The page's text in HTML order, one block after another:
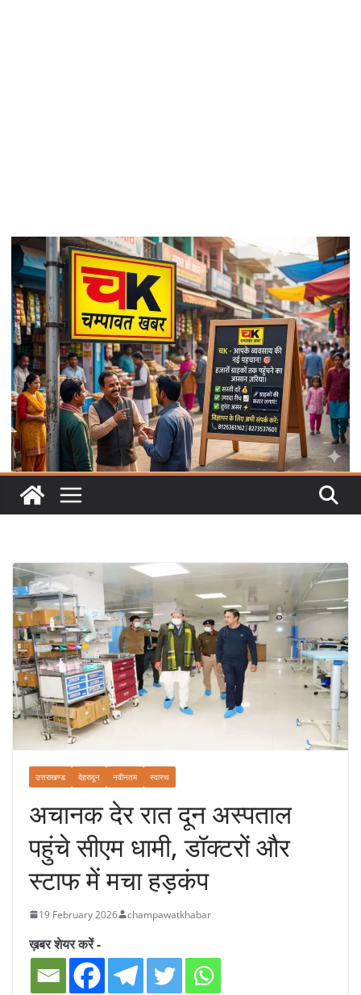
उत्तराखण्ड देहरादून नवीनतम स्वास्थ
अचानक देर रात दून अस्पताल
पहुंचे सीएम धामी, डॉक्टरों और
स्टाफ में मचा हड़कंप
19 February 2026 champawatkhabar
ख़बर शेयर करें -